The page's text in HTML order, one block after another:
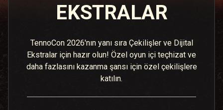
EKSTRALAR
TennoCon 2026'nın yanı sıra Çekilişler ve Dijital
Ekstralar için hazır olun! Özel oyun içi teçhizat ve
daha fazlasını kazanma şansı için özel çekilişlere
katılın.